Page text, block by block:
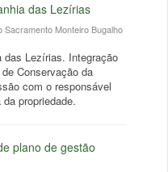
das Lezírias
Sacramento Monteiro Bugalho
das Lezírias. Integração
Conservação da
com o responsável
propriedade.
plano de gestão